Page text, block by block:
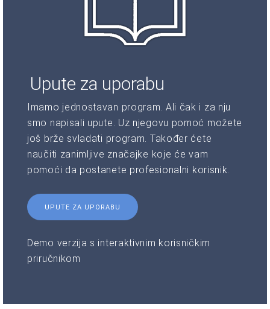
Upute za uporabu
Imamo jednostavan program. Ali čak i za nju
smo napisali upute. Uz njegovu pomoć možete
još brže svladati program. Također ćete
naučiti zanimljive značajke koje će vam
pomoći da postanete profesionalni korisnik.
UPUTE ZA UPORABU
Demo verzija s interaktivnim korisničkim
priručnikom